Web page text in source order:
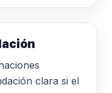
clara si el